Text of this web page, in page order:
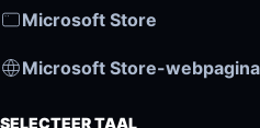
Microsoft Store
Microsoft Store-webpagina
SELECTEER TAAL